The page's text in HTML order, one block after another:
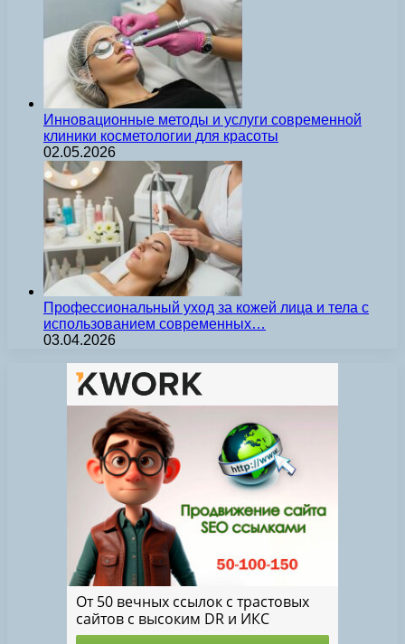
Инновационные методы и услуги современной
клиники косметологии для красоты
02.05.2026
Профессиональный уход за кожей лица и тела с
использованием современных…
03.04.2026